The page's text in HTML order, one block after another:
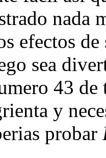
nada
efectos
sea
43 de
y
probar